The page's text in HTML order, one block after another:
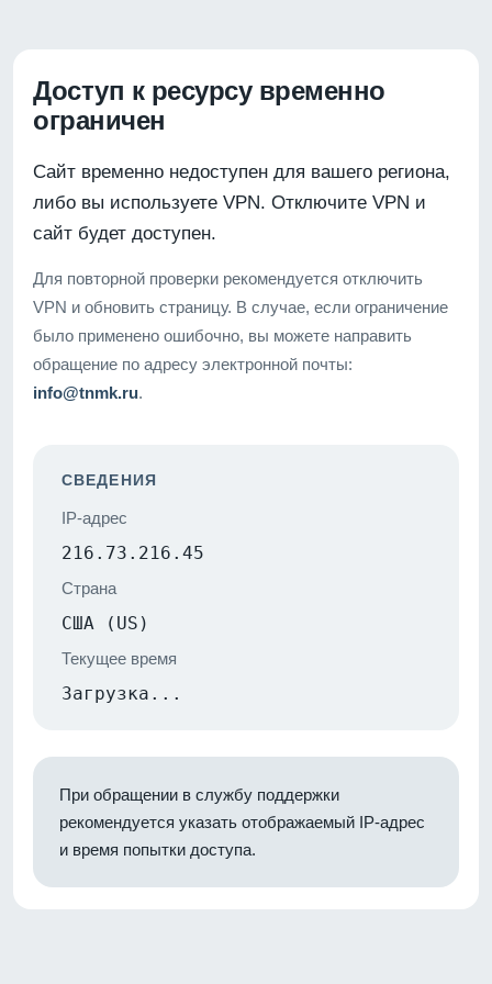
Доступ к ресурсу временно
ограничен
Сайт временно недоступен для вашего региона,
либо вы используете VPN. Отключите VPN и
сайт будет доступен.
Для повторной проверки рекомендуется отключить
VPN и обновить страницу. В случае, если ограничение
было применено ошибочно, вы можете направить
обращение по адресу электронной почты:
info@tnmk.ru.
СВЕДЕНИЯ
IP-адрес
216.73.216.45
Страна
США (US)
Текущее время
Загрузка...
При обращении в службу поддержки
рекомендуется указать отображаемый IP-адрес
и время попытки доступа.